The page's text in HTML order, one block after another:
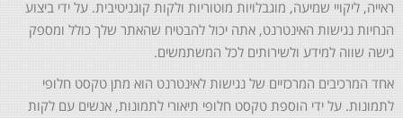
ראייה, ליקויי שמיעה, מוגבלויות מוטוריות ולקות קוגניטיבית. על ידי ביצוע
הנחיות נגישות האינטרנט, אתה יכול להבטיח שהאתר שלך כולל ומספק
גישה שווה למידע ולשירותים לכל המשתמשים.
אחד המרכיבים המרכזיים של נגישות לאינטרנט הוא מתן טקסט חלופי
לתמונות. על ידי הוספת טקסט חלופי תיאורי לתמונות, אנשים עם לקות